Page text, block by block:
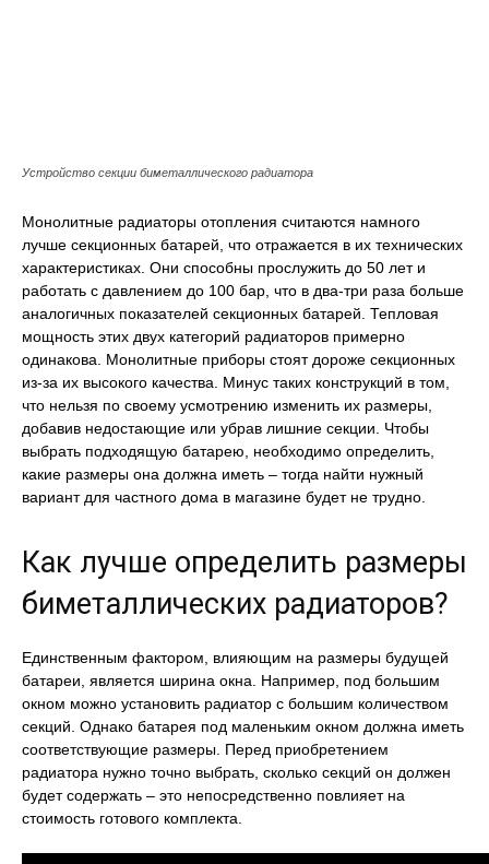
Устройство секции биметаллического радиатора
Монолитные радиаторы отопления считаются намного
лучше секционных батарей, что отражается в их технических
характеристиках. Они способны прослужить до 50 лет и
работать с давлением до 100 бар, что в два-три раза больше
аналогичных показателей секционных батарей. Тепловая
мощность этих двух категорий радиаторов примерно
одинакова. Монолитные приборы стоят дороже секционных
из-за их высокого качества. Минус таких конструкций в том,
что нельзя по своему усмотрению изменить их размеры,
добавив недостающие или убрав лишние секции. Чтобы
выбрать подходящую батарею, необходимо определить,
какие размеры она должна иметь – тогда найти нужный
вариант для частного дома в магазине будет не трудно.
Как лучше определить размеры
биметаллических радиаторов?
Единственным фактором, влияющим на размеры будущей
батареи, является ширина окна. Например, под большим
окном можно установить радиатор с большим количеством
секций. Однако батарея под маленьким окном должна иметь
соответствующие размеры. Перед приобретением
радиатора нужно точно выбрать, сколько секций он должен
будет содержать – это непосредственно повлияет на
стоимость готового комплекта.